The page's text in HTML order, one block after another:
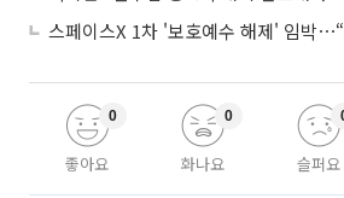
좋아요
0
화나요
0
슬퍼요